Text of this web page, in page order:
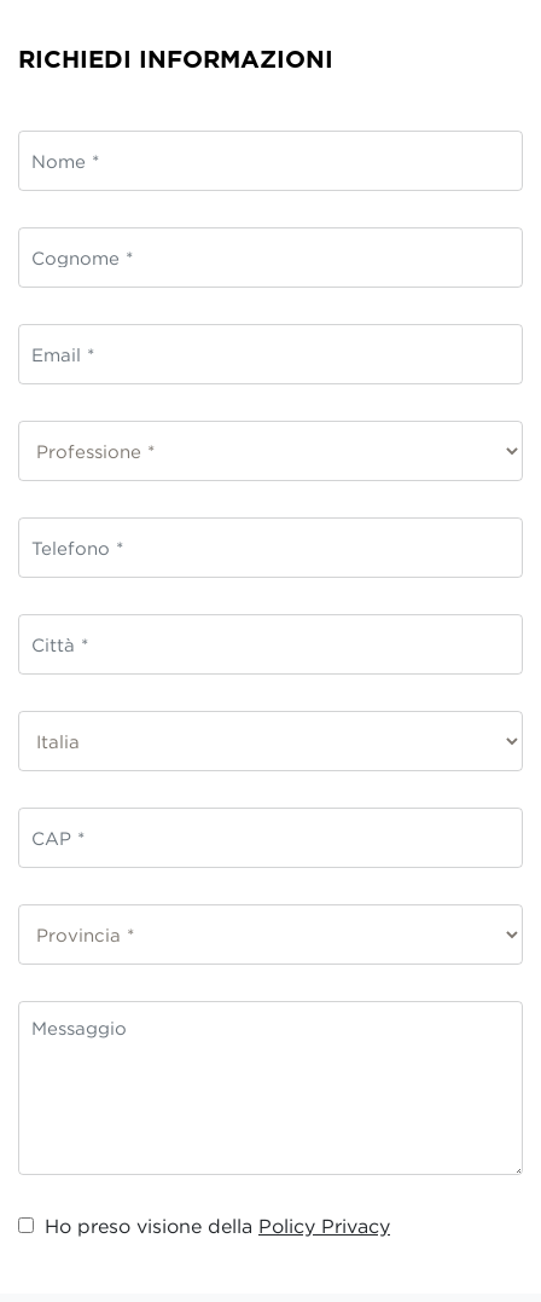
RICHIEDI INFORMAZIONI
Ho preso visione della Policy Privacy